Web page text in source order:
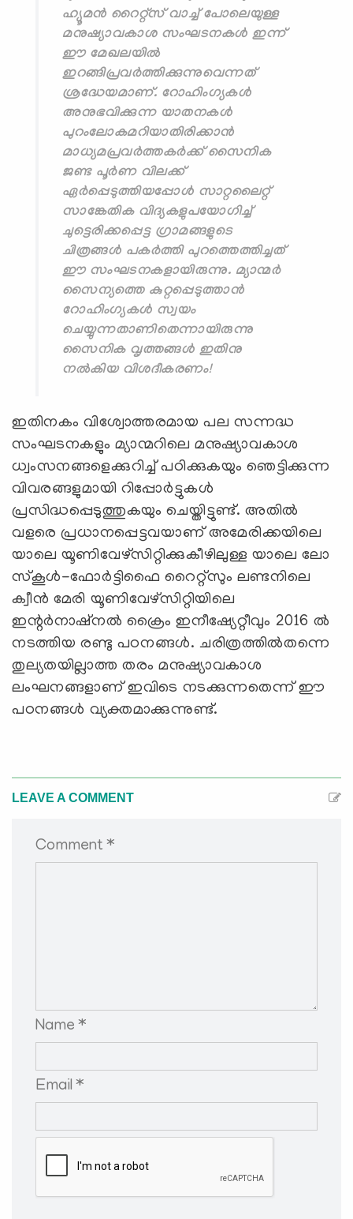
ഹ്യൂമന്‍ റൈറ്റ്‌സ് വാച്ച് പോലെയുള്ള
മനുഷ്യാവകാശ സംഘടനകള്‍ ഇന്ന്
ഈ മേഖലയില്‍
ഇറങ്ങിപ്രവര്‍ത്തിക്കുന്നുവെന്നത്
ശ്രദ്ധേയമാണ്. റോഹിംഗ്യകള്‍
അനുഭവിക്കുന്ന യാതനകള്‍
പുറംലോകമറിയാതിരിക്കാന്‍
മാധ്യമപ്രവര്‍ത്തകര്‍ക്ക് സൈനിക
ജണ്ട പൂര്‍ണ വിലക്ക്
ഏര്‍പ്പെടുത്തിയപ്പോള്‍ സാറ്റലൈറ്റ്
സാങ്കേതിക വിദ്യകളുപയോഗിച്ച്
ചുട്ടെരിക്കപ്പെട്ട ഗ്രാമങ്ങളുടെ
ചിത്രങ്ങള്‍ പകര്‍ത്തി പുറത്തെത്തിച്ചത്
ഈ സംഘടനകളായിരുന്നു. മ്യാന്മര്‍
സൈന്യത്തെ കുറ്റപ്പെടുത്താന്‍
റോഹിംഗ്യകള്‍ സ്വയം
ചെയ്യുന്നതാണിതെന്നായിരുന്നു
സൈനിക വൃത്തങ്ങള്‍ ഇതിനു
നല്‍കിയ വിശദീകരണം!
ഇതിനകം വിശ്വോത്തരമായ പല സന്നദ്ധ
സംഘടനകളും മ്യാന്മറിലെ മനുഷ്യാവകാശ
ധ്വംസനങ്ങളെക്കുറിച്ച് പഠിക്കുകയും ഞെട്ടിക്കുന്ന
വിവരങ്ങളുമായി റിപ്പോര്‍ട്ടുകള്‍
പ്രസിദ്ധപ്പെടുത്തുകയും ചെയ്തിട്ടുണ്ട്. അതില്‍
വളരെ പ്രധാനപ്പെട്ടവയാണ് അമേരിക്കയിലെ
യാലെ യൂണിവേഴ്‌സിറ്റിക്കുകീഴിലുള്ള യാലെ ലോ
സ്‌കൂള്‍-ഫോര്‍ട്ടിഫൈ റൈറ്റ്‌സും ലണ്ടനിലെ
ക്വീന്‍ മേരി യൂണിവേഴ്‌സിറ്റിയിലെ
ഇന്റര്‍നാഷ്‌നല്‍ ക്രൈം ഇനീഷ്യേറ്റീവും 2016 ല്‍
നടത്തിയ രണ്ടു പഠനങ്ങള്‍. ചരിത്രത്തില്‍തന്നെ
തുല്യതയില്ലാത്ത തരം മനുഷ്യാവകാശ
ലംഘനങ്ങളാണ് ഇവിടെ നടക്കുന്നതെന്ന് ഈ
പഠനങ്ങള്‍ വ്യക്തമാക്കുന്നുണ്ട്.
LEAVE A COMMENT
Comment *
Name *
Email *